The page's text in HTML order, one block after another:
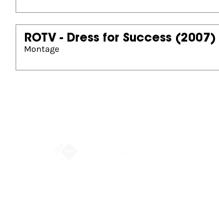
ROTV - Dress for Success (2007)
Montage